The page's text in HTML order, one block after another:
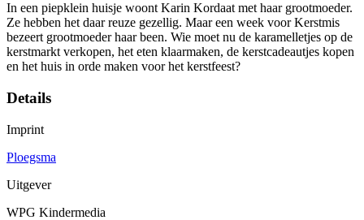
In een piepklein huisje woont Karin Kordaat met haar grootmoeder.
Ze hebben het daar reuze gezellig. Maar een week voor Kerstmis
bezeert grootmoeder haar been. Wie moet nu de karamelletjes op de
kerstmarkt verkopen, het eten klaarmaken, de kerstcadeautjes kopen
en het huis in orde maken voor het kerstfeest?
Details
Imprint
Ploegsma
Uitgever
WPG Kindermedia